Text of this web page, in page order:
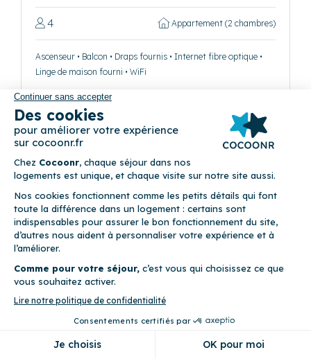
4 Appartement (2 chambres)
Ascenseur • Balcon • Draps fournis • Internet fibre optique •
Linge de maison fourni • WiFi
Précédent
Le Congrès
(83)